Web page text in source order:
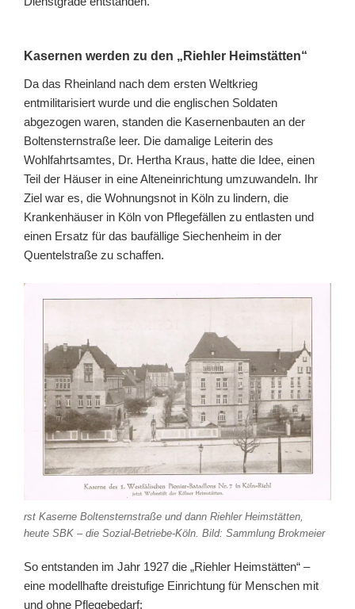
Kasernen werden zu den „Riehler Heimstätten“
Da das Rheinland nach dem ersten Weltkrieg
entmilitarisiert wurde und die englischen Soldaten
abgezogen waren, standen die Kasernenbauten an der
Boltensternstraße leer. Die damalige Leiterin des
Wohlfahrtsamtes, Dr. Hertha Kraus, hatte die Idee, einen
Teil der Häuser in eine Alteneinrichtung umzuwandeln. Ihr
Ziel war es, die Wohnungsnot in Köln zu lindern, die
Krankenhäuser in Köln von Pflegefällen zu entlasten und
einen Ersatz für das baufällige Siechenheim in der
Quentelstraße zu schaffen.
rst Kaserne Boltensternstraße und dann Riehler Heimstätten,
heute SBK – die Sozial-Betriebe-Köln. Bild: Sammlung Brokmeier
So entstanden im Jahr 1927 die „Riehler Heimstätten“ –
eine modellhafte dreistufige Einrichtung für Menschen mit
und ohne Pflegebedarf: